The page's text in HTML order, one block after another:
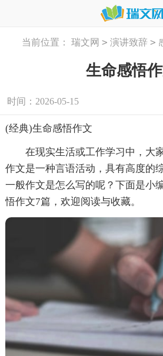
当前位置： 瑞文网 > 演讲致辞 >
生命感悟
时间：2026-05-15
(经典)生命感悟作文
在现实生活或工作学习中，大家
作文是一种言语活动，具有高度的
一般作文是怎么写的呢？下面是小
悟作文7篇，欢迎阅读与收藏。